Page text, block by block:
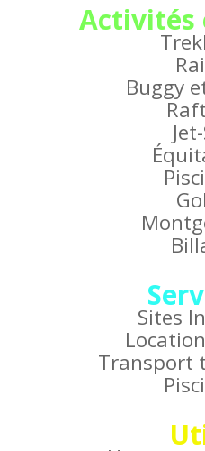
Activités
Buggy
Sites
Transport